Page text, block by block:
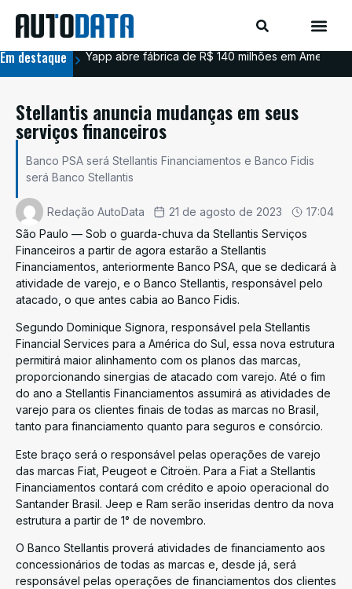
Em destaque Yapp abre fábrica de R$ 140 milhões em
Stellantis anuncia mudanças em seus
serviços financeiros
Banco PSA será Stellantis Financiamentos e Banco Fidis
será Banco Stellantis
Redação AutoData 21 de agosto de 2023
17:04
São Paulo — Sob o guarda-chuva da Stellantis Serviços
Financeiros a partir de agora estarão a Stellantis
Financiamentos, anteriormente Banco PSA, que se dedicará à
atividade de varejo, e o Banco Stellantis, responsável pelo
atacado, o que antes cabia ao Banco Fidis.
Segundo Dominique Signora, responsável pela Stellantis
Financial Services para a América do Sul, essa nova estrutura
permitirá maior alinhamento com os planos das marcas,
proporcionando sinergias de atacado com varejo. Até o fim
do ano a Stellantis Financiamentos assumirá as atividades de
varejo para os clientes finais de todas as marcas no Brasil,
tanto para financiamento quanto para seguros e consórcio.
Este braço será o responsável pelas operações de varejo
das marcas Fiat, Peugeot e Citroën. Para a Fiat a Stellantis
Financiamentos contará com crédito e apoio operacional do
Santander Brasil. Jeep e Ram serão inseridas dentro da nova
estrutura a partir de 1° de novembro.
O Banco Stellantis proverá atividades de financiamento aos
concessionários de todas as marcas e, desde já, será
responsável pelas operações de financiamentos dos clientes